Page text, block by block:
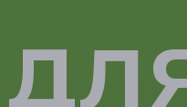
необходимо ваше имя и
онлайн (формат